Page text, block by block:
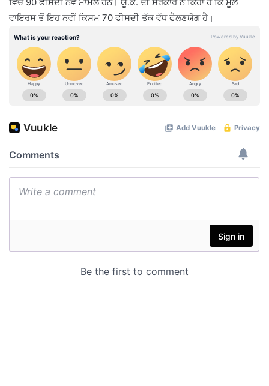
ਵਾਇਰਸ ਤੋਂ ਇਹ ਨਵੀਂ ਕਿਸਮ 70 ਫੀਸਦੀ ਤੱਕ ਵੱਧ ਫੈਲਣਯੋਗ ਹੈ।